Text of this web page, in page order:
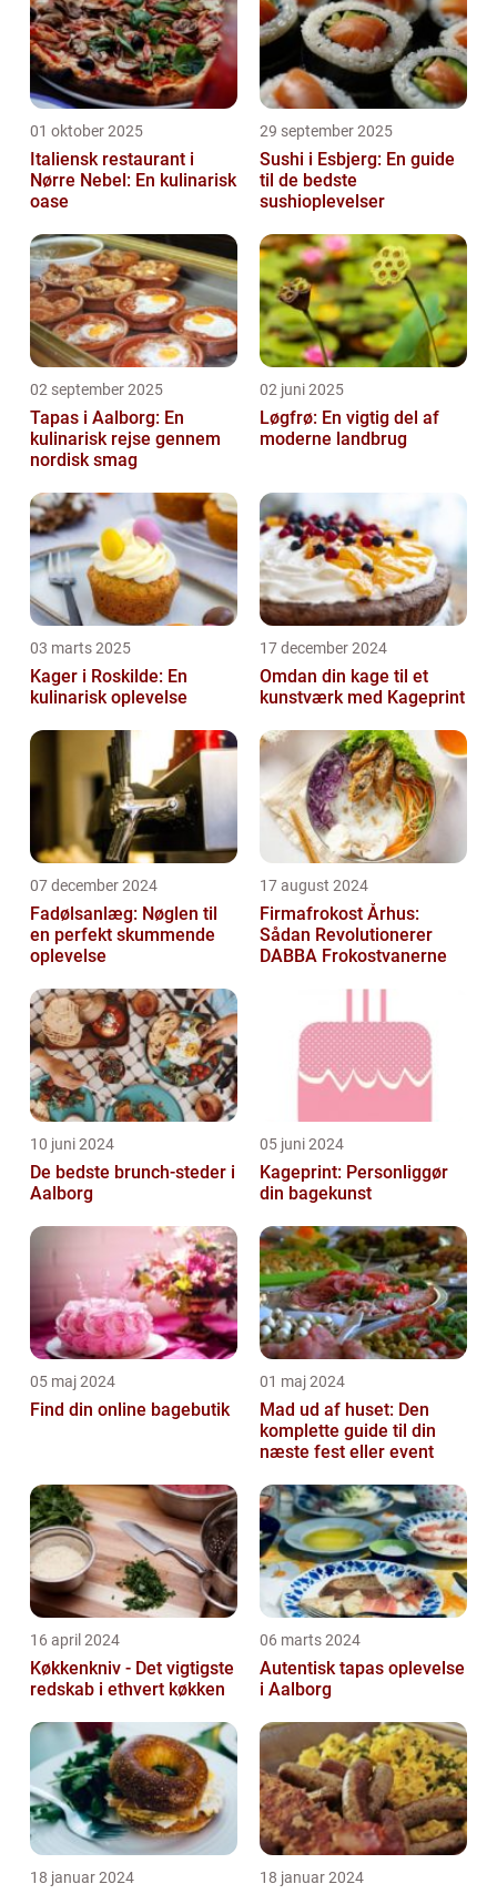
01 oktober 2025
Italiensk restaurant i
Nørre Nebel: En kulinarisk
oase
29 september 2025
Sushi i Esbjerg: En guide
til de bedste
sushioplevelser
02 september 2025
Tapas i Aalborg: En
kulinarisk rejse gennem
nordisk smag
02 juni 2025
Løgfrø: En vigtig del af
moderne landbrug
03 marts 2025
Kager i Roskilde: En
kulinarisk oplevelse
17 december 2024
Omdan din kage til et
kunstværk med Kageprint
07 december 2024
Fadølsanlæg: Nøglen til
en perfekt skummende
oplevelse
17 august 2024
Firmafrokost Århus:
Sådan Revolutionerer
DABBA Frokostvanerne
10 juni 2024
De bedste brunch-steder i
Aalborg
05 juni 2024
Kageprint: Personliggør
din bagekunst
05 maj 2024
Find din online bagebutik
01 maj 2024
Mad ud af huset: Den
komplette guide til din
næste fest eller event
16 april 2024
Køkkenkniv - Det vigtigste
redskab i ethvert køkken
06 marts 2024
Autentisk tapas oplevelse
i Aalborg
18 januar 2024 18 januar 2024